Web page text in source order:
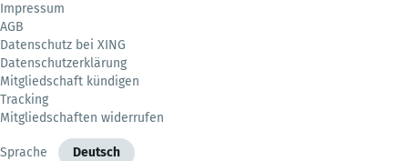
Impressum
AGB
Datenschutz bei XING
Datenschutzerklärung
Mitgliedschaft kündigen
Tracking
Mitgliedschaften widerrufen
Sprache Deutsch